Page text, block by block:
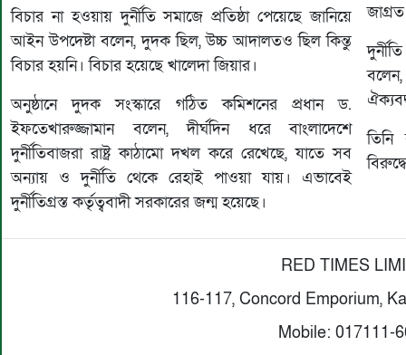
বিচার না হওয়ায় দুর্নীতি সমাজে প্রতিষ্ঠা পেয়েছে জানিয়ে
আইন উপদেষ্টা বলেন, দুদক ছিল, উচ্চ আদালতও ছিল কিন্তু
বিচার হয়নি। বিচার হয়েছে খালেদা জিয়ার।
অনুষ্ঠানে দুদক সংস্কারে গঠিত কমিশনের প্রধান ড.
ইফতেখারুজ্জামান বলেন, দীর্ঘদিন ধরে বাংলাদেশে
দুর্নীতিবাজরা রাষ্ট্র কাঠামো দখল করে রেখেছে, যাতে সব
অন্যায় ও দুর্নীতি থেকে রেহাই পাওয়া যায়। এভাবেই
দুর্নীতিগ্রস্ত কর্তৃত্ববাদী সরকারের জন্ম হয়েছে।
বলেন,
তিনি
RED TIMES
116-117, Concord Emporium,
Mobile: 017111-